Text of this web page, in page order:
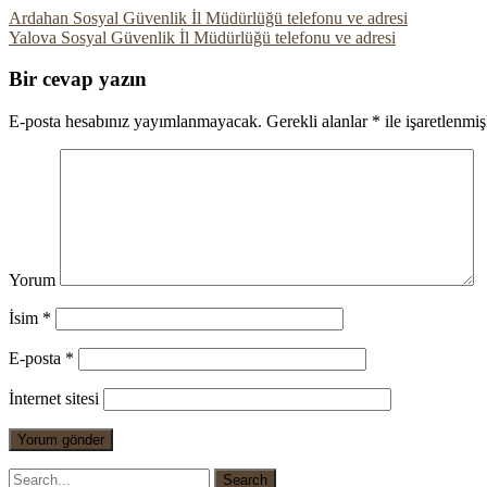
Ardahan Sosyal Güvenlik İl Müdürlüğü telefonu ve adresi
Yalova Sosyal Güvenlik İl Müdürlüğü telefonu ve adresi
Bir cevap yazın
E-posta hesabınız yayımlanmayacak. Gerekli alanlar * ile
Yorum
İsim *
E-posta *
İnternet sitesi